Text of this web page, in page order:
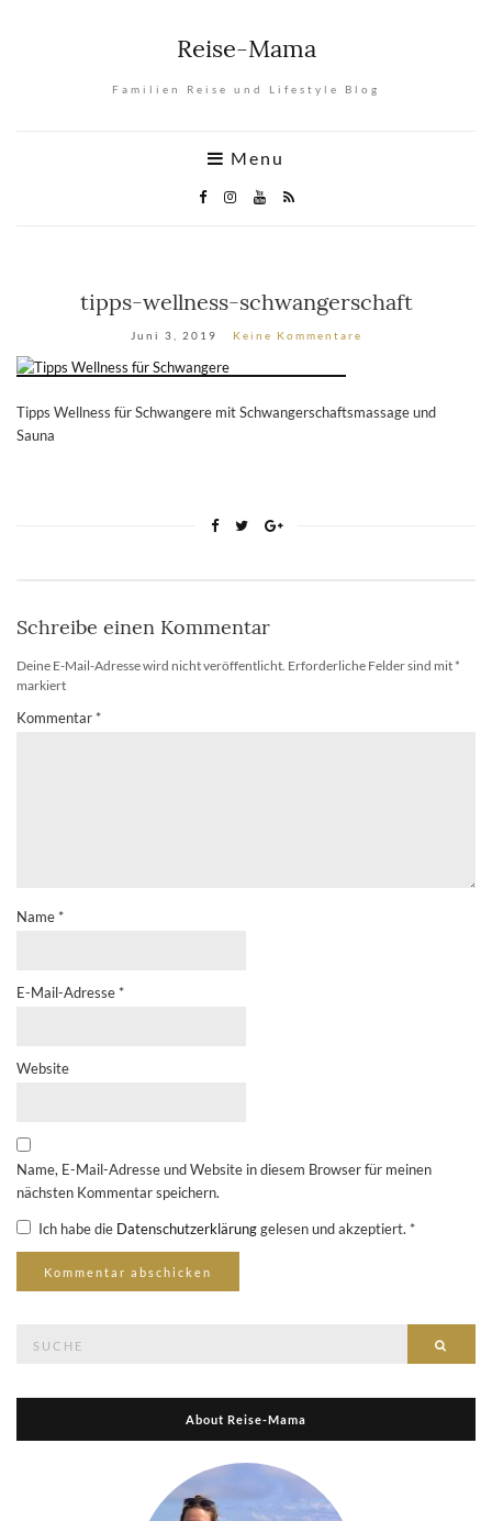
Reise-Mama
Familien Reise und Lifestyle Blog
Menu
tipps-wellness-schwangerschaft
Juni 3, 2019 Keine Kommentare
Tipps Wellness für Schwangere mit Schwangerschaftsmassage und
Sauna
Schreibe einen Kommentar
Deine E-Mail-Adresse wird nicht veröffentlicht. Erforderliche Felder sind mit *
markiert
Kommentar *
Name *
E-Mail-Adresse *
Website
Name, E-Mail-Adresse und Website in diesem Browser für meinen
nächsten Kommentar speichern.
Ich habe die Datenschutzerklärunggelesen und akzeptiert. *
About Reise-Mama